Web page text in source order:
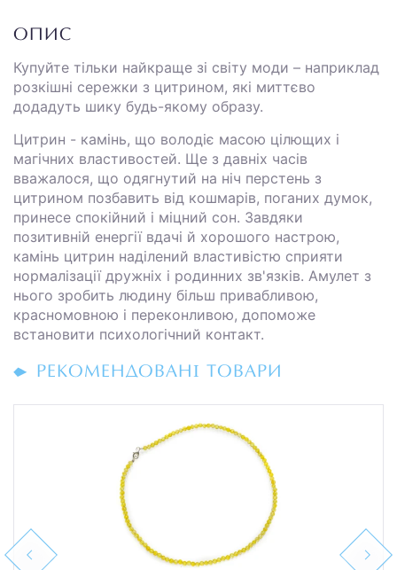
ОПИС
Купуйте тільки найкраще зі світу моди – наприклад
розкішні сережки з цитрином, які миттєво
додадуть шику будь-якому образу.
Цитрин - камінь, що володіє масою цілющих і
магічних властивостей. Ще з давніх часів
вважалося, що одягнутий на ніч перстень з
цитрином позбавить від кошмарів, поганих думок,
принесе спокійний і міцний сон. Завдяки
позитивній енергії вдачі й хорошого настрою,
камінь цитрин наділений властивістю сприяти
нормалізації дружніх і родинних зв'язків. Амулет з
нього зробить людину більш привабливою,
красномовною і переконливою, допоможе
встановити психологічний контакт.
РЕКОМЕНДОВАНІ ТОВАРИ
Previous Next